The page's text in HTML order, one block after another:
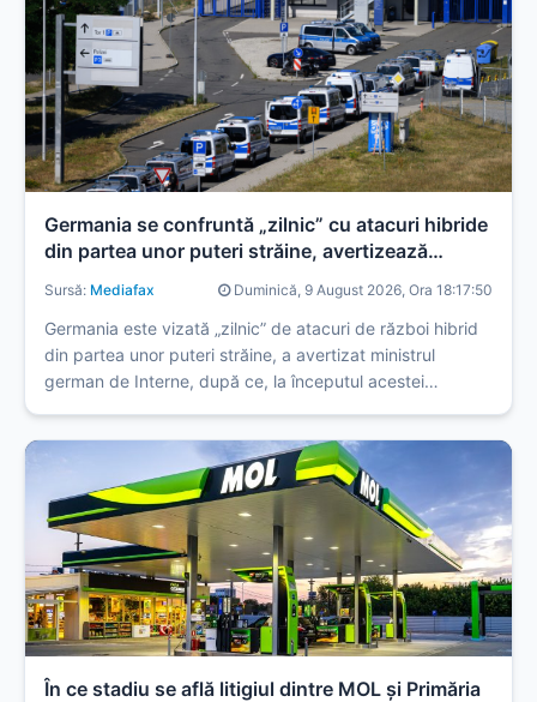
Germania se confruntă „zilnic” cu atacuri hibride
din partea unor puteri străine, avertizează
Sursă: Mediafax Duminică, 9 August 2026, Ora 18:17:50
Germania este vizată „zilnic” de atacuri de război hibrid
din partea unor puteri străine, a avertizat ministrul
german de Interne, după ce, la începutul acestei
În ce stadiu se află litigiul dintre MOL și Primăria